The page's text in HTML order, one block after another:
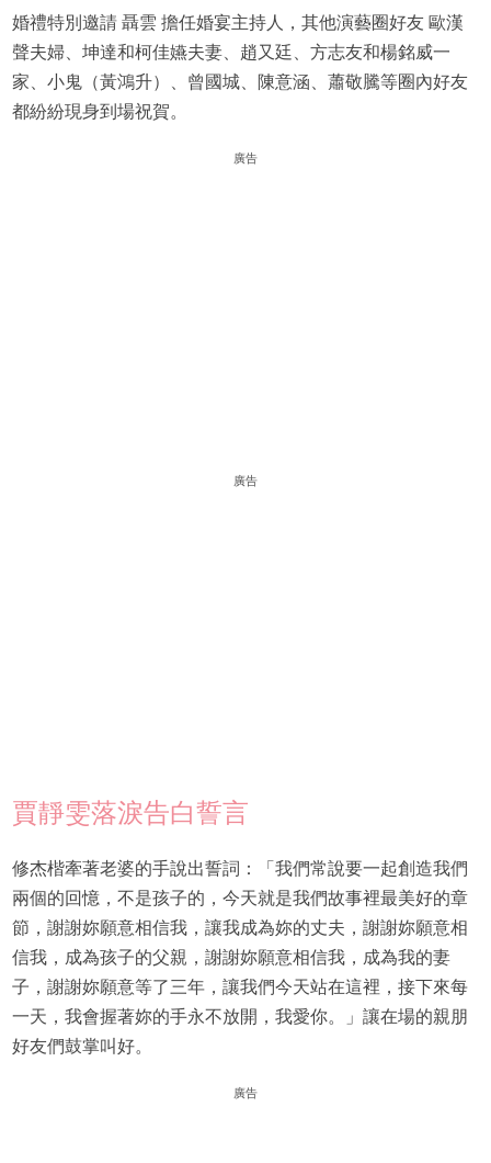
婚禮特別邀請 聶雲 擔任婚宴主持人，其他演藝圈好友 歐漢
聲夫婦、坤達和柯佳嬿夫妻、趙又廷、方志友和楊銘威一
家、小鬼（黃鴻升）、曾國城、陳意涵、蕭敬騰等圈內好友
都紛紛現身到場祝賀。
廣告
廣告
賈靜雯落淚告白誓言
修杰楷牽著老婆的手說出誓詞：「我們常說要一起創造我們
兩個的回憶，不是孩子的，今天就是我們故事裡最美好的章
節，謝謝妳願意相信我，讓我成為妳的丈夫，謝謝妳願意相
信我，成為孩子的父親，謝謝妳願意相信我，成為我的妻
子，謝謝妳願意等了三年，讓我們今天站在這裡，接下來每
一天，我會握著妳的手永不放開，我愛你。」讓在場的親朋
好友們鼓掌叫好。
廣告